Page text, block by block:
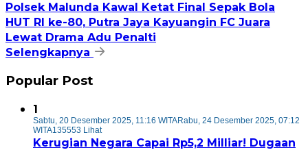
Polsek Malunda Kawal Ketat Final Sepak Bola
HUT RI ke-80, Putra Jaya Kayuangin FC Juara
Lewat Drama Adu Penalti
Selengkapnya
Popular Post
1
Sabtu, 20 Desember 2025, 11:16 WITARabu, 24 Desember 2025, 07:12
WITA135553 Lihat
Kerugian Negara Capai Rp5,2 Milliar! Dugaan